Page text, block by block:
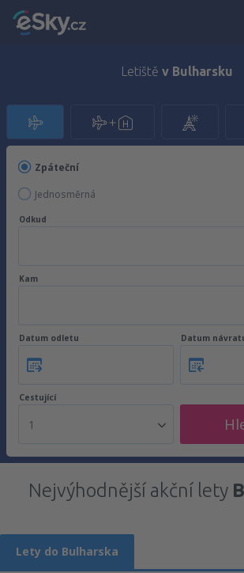
Letiště v Bulharsku
Zpáteční
Jednosměrná
Odkud
Kam
Datum odletu Datum
Cestující
1
Nejvýhodnější akční lety
Lety do Bulharska